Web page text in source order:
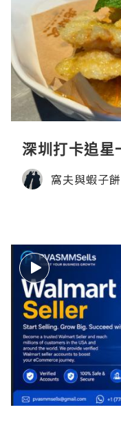
深圳打卡追
窩夫與蝦子餅